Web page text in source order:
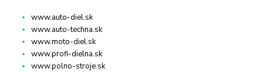
www.auto-diel.sk
www.auto-techna.sk
www.moto-diel.sk
www.profi-dielna.sk
www.polno-stroje.sk